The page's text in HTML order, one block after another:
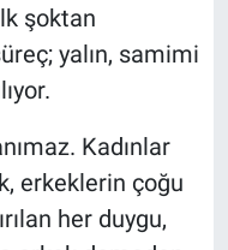
şoktan
yalın, samimi
Kadınlar
erkeklerin çoğu
her duygu,